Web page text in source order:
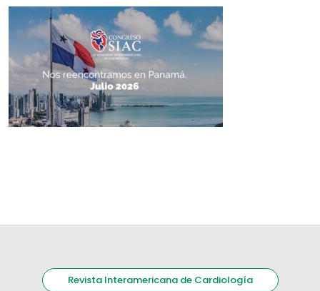
Revista Interamericana de Cardiología